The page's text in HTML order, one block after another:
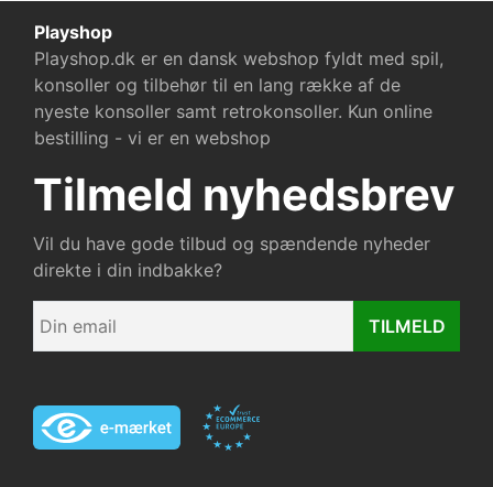
Playshop
Playshop.dk er en dansk webshop fyldt med spil,
konsoller og tilbehør til en lang række af de
nyeste konsoller samt retrokonsoller. Kun online
bestilling - vi er en webshop
Tilmeld nyhedsbrev
Vil du have gode tilbud og spændende nyheder
direkte i din indbakke?
TILMELD